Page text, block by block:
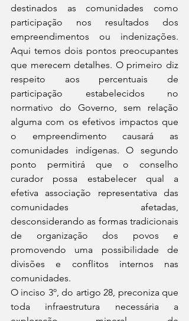
destinados as comunidades como
participação nos resultados dos
empreendimentos ou indenizações.
Aqui temos dois pontos preocupantes
que merecem detalhes. O primeiro diz
respeito aos percentuais de
participação estabelecidos no
normativo do Governo, sem relação
alguma com os efetivos impactos que
o empreendimento causará as
comunidades indígenas. O segundo
ponto permitirá que o conselho
curador possa estabelecer qual a
efetiva associação representativa das
comunidades afetadas,
desconsiderando as formas tradicionais
de organização dos povos e
promovendo uma possibilidade de
divisões e conflitos internos nas
comunidades.
O inciso 3º, do artigo 28, preconiza que
toda infraestrutura necessária a